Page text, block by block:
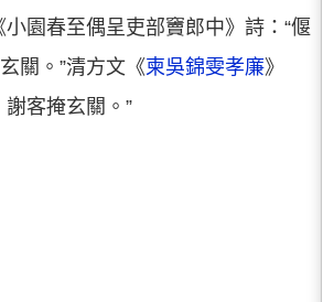
小園春至偶呈吏部竇郎中》詩：“偃
關。”清方文《柬吳錦雯孝廉》
客掩玄關。”